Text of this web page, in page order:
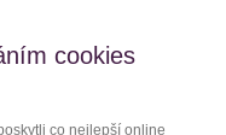
cookies
co nejlepší online